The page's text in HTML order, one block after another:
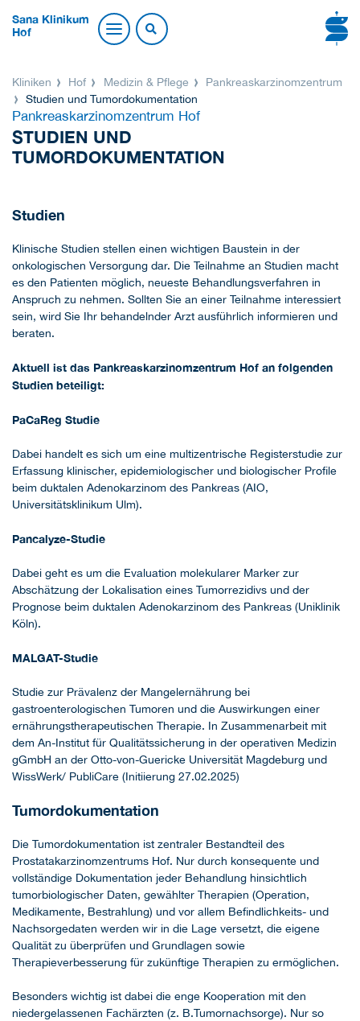
Sana Klinikum
Hof
Kliniken Hof Medizin & Pflege
Pankreaskarzinomzentrum
Studien und Tumordokumentation
Pankreaskarzinomzentrum Hof
STUDIEN UND
TUMORDOKUMENTATION
Studien
Klinische Studien stellen einen wichtigen Baustein in der
onkologischen Versorgung dar. Die Teilnahme an Studien macht
es den Patienten möglich, neueste Behandlungsverfahren in
Anspruch zu nehmen. Sollten Sie an einer Teilnahme interessiert
sein, wird Sie Ihr behandelnder Arzt ausführlich informieren und
beraten.
Aktuell ist das Pankreaskarzinomzentrum Hof an folgenden
Studien beteiligt:
PaCaReg Studie
Dabei handelt es sich um eine multizentrische Registerstudie zur
Erfassung klinischer, epidemiologischer und biologischer Profile
beim duktalen Adenokarzinom des Pankreas (AIO,
Universitätsklinikum Ulm).
Pancalyze-Studie
Dabei geht es um die Evaluation molekularer Marker zur
Abschätzung der Lokalisation eines Tumorrezidivs und der
Prognose beim duktalen Adenokarzinom des Pankreas (Uniklinik
Köln).
MALGAT-Studie
Studie zur Prävalenz der Mangelernährung bei
gastroenterologischen Tumoren und die Auswirkungen einer
ernährungstherapeutischen Therapie. In Zusammenarbeit mit
dem An-Institut für Qualitätssicherung in der operativen Medizin
gGmbH an der Otto-von-Guericke Universität Magdeburg und
WissWerk/ PubliCare (Initiierung 27.02.2025)
Tumordokumentation
Die Tumordokumentation ist zentraler Bestandteil des
Prostatakarzinomzentrums Hof. Nur durch konsequente und
vollständige Dokumentation jeder Behandlung hinsichtlich
tumorbiologischer Daten, gewählter Therapien (Operation,
Medikamente, Bestrahlung) und vor allem Befindlichkeits- und
Nachsorgedaten werden wir in die Lage versetzt, die eigene
Qualität zu überprüfen und Grundlagen sowie
Therapieverbesserung für zukünftige Therapien zu ermöglichen.
Besonders wichtig ist dabei die enge Kooperation mit den
niedergelassenen Fachärzten (z. B.Tumornachsorge). Nur so